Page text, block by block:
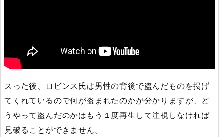
スった後、ロビンス氏は男性の背後で盗んだものを掲げ
てくれているので何が盗まれたのかが分かりますが、ど
うやって盗んだのかはもう１度再生して注視しなければ
見破ることができません。